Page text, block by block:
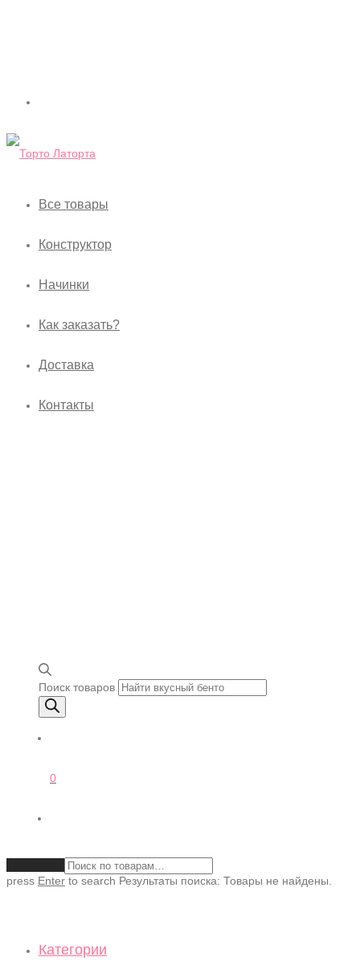
Все товары
Конструктор
Начинки
Как заказать?
Доставка
Контакты
Поиск товаров
0
press Enter to search Результаты поиска: Товары не найдены.
Категории